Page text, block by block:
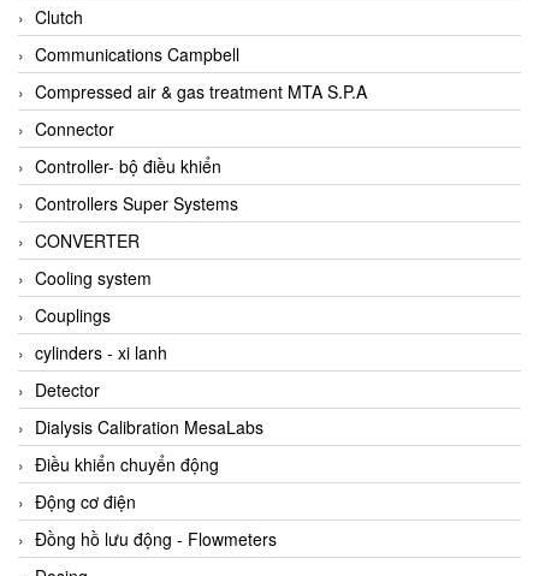
AKO Armaturen & Separationstechnik
AKO Armaturen & Separationstechnik Vietnam
AKUSENSE
ALA OFFICINE SPA
Albrecht-Automatik Viet Nam
Allen Bradley Vietnam
Alpha Moisture Vietnam
Alpha-Achem Vietnam
Alphino
ALRE-IT Vietnam
Altech
Amarillo Gear
Ametek
AMPTRON Vietnam
AND Vietnam
Clutch
Communications Campbell
Compressed air & gas treatment MTA S.P.A
Connector
Controller- bộ điều khiển
Controllers Super Systems
CONVERTER
Cooling system
Couplings
cylinders - xi lanh
Detector
Dialysis Calibration MesaLabs
Điều khiển chuyển động
Động cơ điện
Đồng hồ lưu động - Flowmeters